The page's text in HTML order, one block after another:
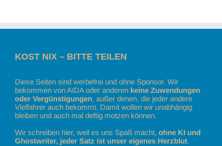
KOST NIX – BITTE TEILEN
Diese Seiten sind werbefrei und ohne Sponsor. Wir
bekommen von AIDA oder anderen keine Zuwendungen
oder Vergünstigungen, außer denen, die jeder andere
Vielfahrer auch bekommt. Damit wollen wir unabhängig
bleiben und auch mal deftig motzen können.
Wir schreiben hier, weil es uns Spaß macht, ohne KI und
Ghostwriter, jeder Satz ist unser eigenes Herzblut.